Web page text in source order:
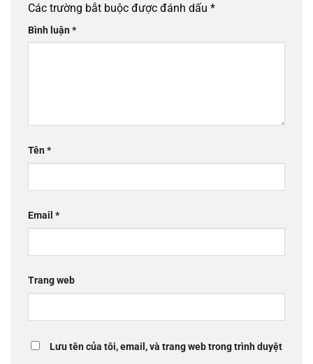
Các trường bắt buộc được đánh dấu *
Bình luận*
Tên*
Email *
Trang web
Lưu tên của tôi, email, và trang web trong trình duyệt